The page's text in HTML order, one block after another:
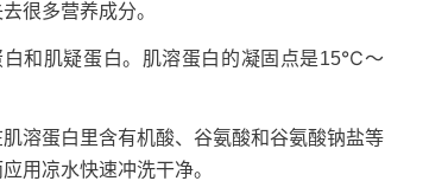
很多营养成分。
和肌疑蛋白。肌溶蛋白的凝固点是15℃～
溶蛋白里含有机酸、谷氨酸和谷氨酸钠盐等
用凉水快速冲洗干净。